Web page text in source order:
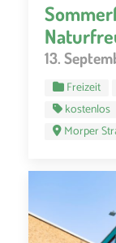
13.
Freizeit
kostenlos
Morper